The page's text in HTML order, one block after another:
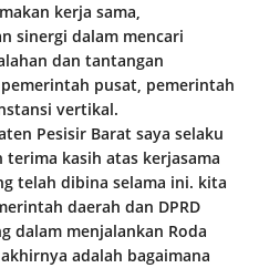
kerja sama,
sinergi dalam mencari
dan tantangan
pusat, pemerintah
vertikal.
Pesisir Barat saya selaku
terima kasih atas kerjasama
telah dibina selama ini. kita
daerah dan DPRD
dalam menjalankan Roda
adalah bagaimana